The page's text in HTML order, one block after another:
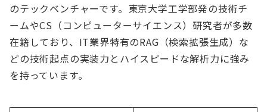
のテックベンチャーです。東京大学工学部発の技術チ
ームやCS（コンピューターサイエンス）研究者が多数
在籍しており、IT業界特有のRAG（検索拡張生成）な
どの技術起点の実装力とハイスピードな解析力に強み
を持っています。